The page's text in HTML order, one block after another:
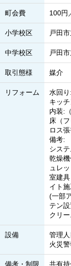
町会費 100円
小学校区 戸田
中学校区 戸田
取引態様 媒介
リフォーム
水回
キッ
内装:
床（
ロス
備考:
シス
乾燥
ュレ
室建
イト
(一部
テン
クリ
設備
管理
火災
備考・制限 共有